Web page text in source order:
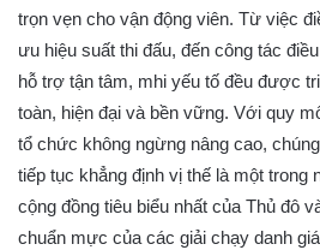
trọn vẹn cho vận động viên. Từ việc
ưu hiệu suất thi đấu, đến công tác
hỗ trợ tận tâm, mhi yếu tố đều được
toàn, hiện đại và bền vững. Với quy
tổ chức không ngừng nâng cao,
tiếp tục khẳng định vị thế là một trong
cộng đồng tiêu biểu nhất của Thủ đô
chuẩn mực của các giải chạy danh